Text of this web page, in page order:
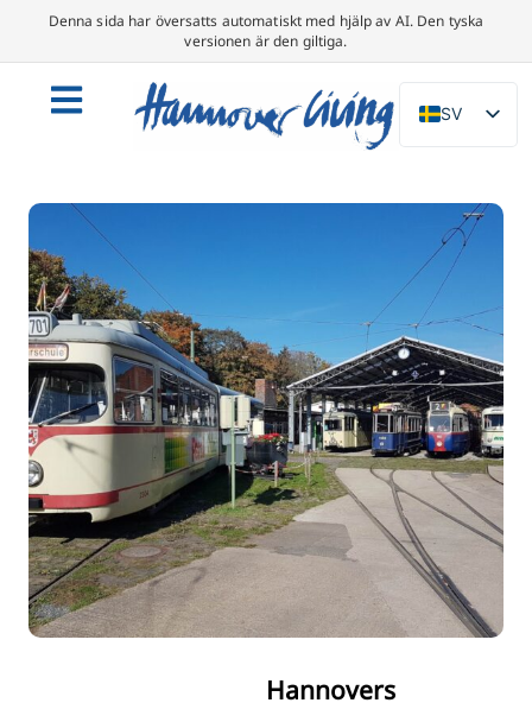
Denna sida har översatts automatiskt med hjälp av AI. Den tyska
versionen är den giltiga.
SV
DE
NL
PL
IT
DA
FR
PT
TR
FI
ZH
Hannovers